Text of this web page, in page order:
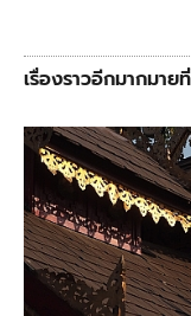
เรื่องราวอีกมากมา